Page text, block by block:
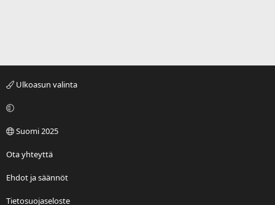
Ulkoasun valinta
Suomi 2025
Ota yhteyttä
Ehdot ja säännöt
Tietosuojaseloste